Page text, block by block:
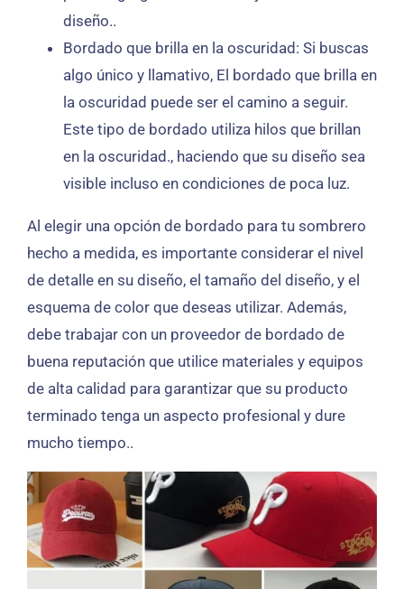
diseño..
Bordado que brilla en la oscuridad: Si buscas
algo único y llamativo, El bordado que brilla en
la oscuridad puede ser el camino a seguir.
Este tipo de bordado utiliza hilos que brillan
en la oscuridad., haciendo que su diseño sea
visible incluso en condiciones de poca luz.
Al elegir una opción de bordado para tu sombrero
hecho a medida, es importante considerar el nivel
de detalle en su diseño, el tamaño del diseño, y el
esquema de color que deseas utilizar. Además,
debe trabajar con un proveedor de bordado de
buena reputación que utilice materiales y equipos
de alta calidad para garantizar que su producto
terminado tenga un aspecto profesional y dure
mucho tiempo..